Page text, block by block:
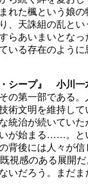
れた楓という娘
、天誅組の乱と
らあいまいとな
いる存在のよう
シープ』 小川一
第一部である
術文明を維持し
統治が続いてい
が始まる……。と
背後には人々が
視感のある展開
いだろう。まだま